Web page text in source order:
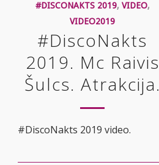
#DISCONAKTS 2019, VIDEO,
VIDEO2019
#DiscoNakts
2019. Mc Raivis
Šulcs. Atrakcija.
#DiscoNakts 2019 video.